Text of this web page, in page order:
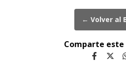
← Volver al
Comparte